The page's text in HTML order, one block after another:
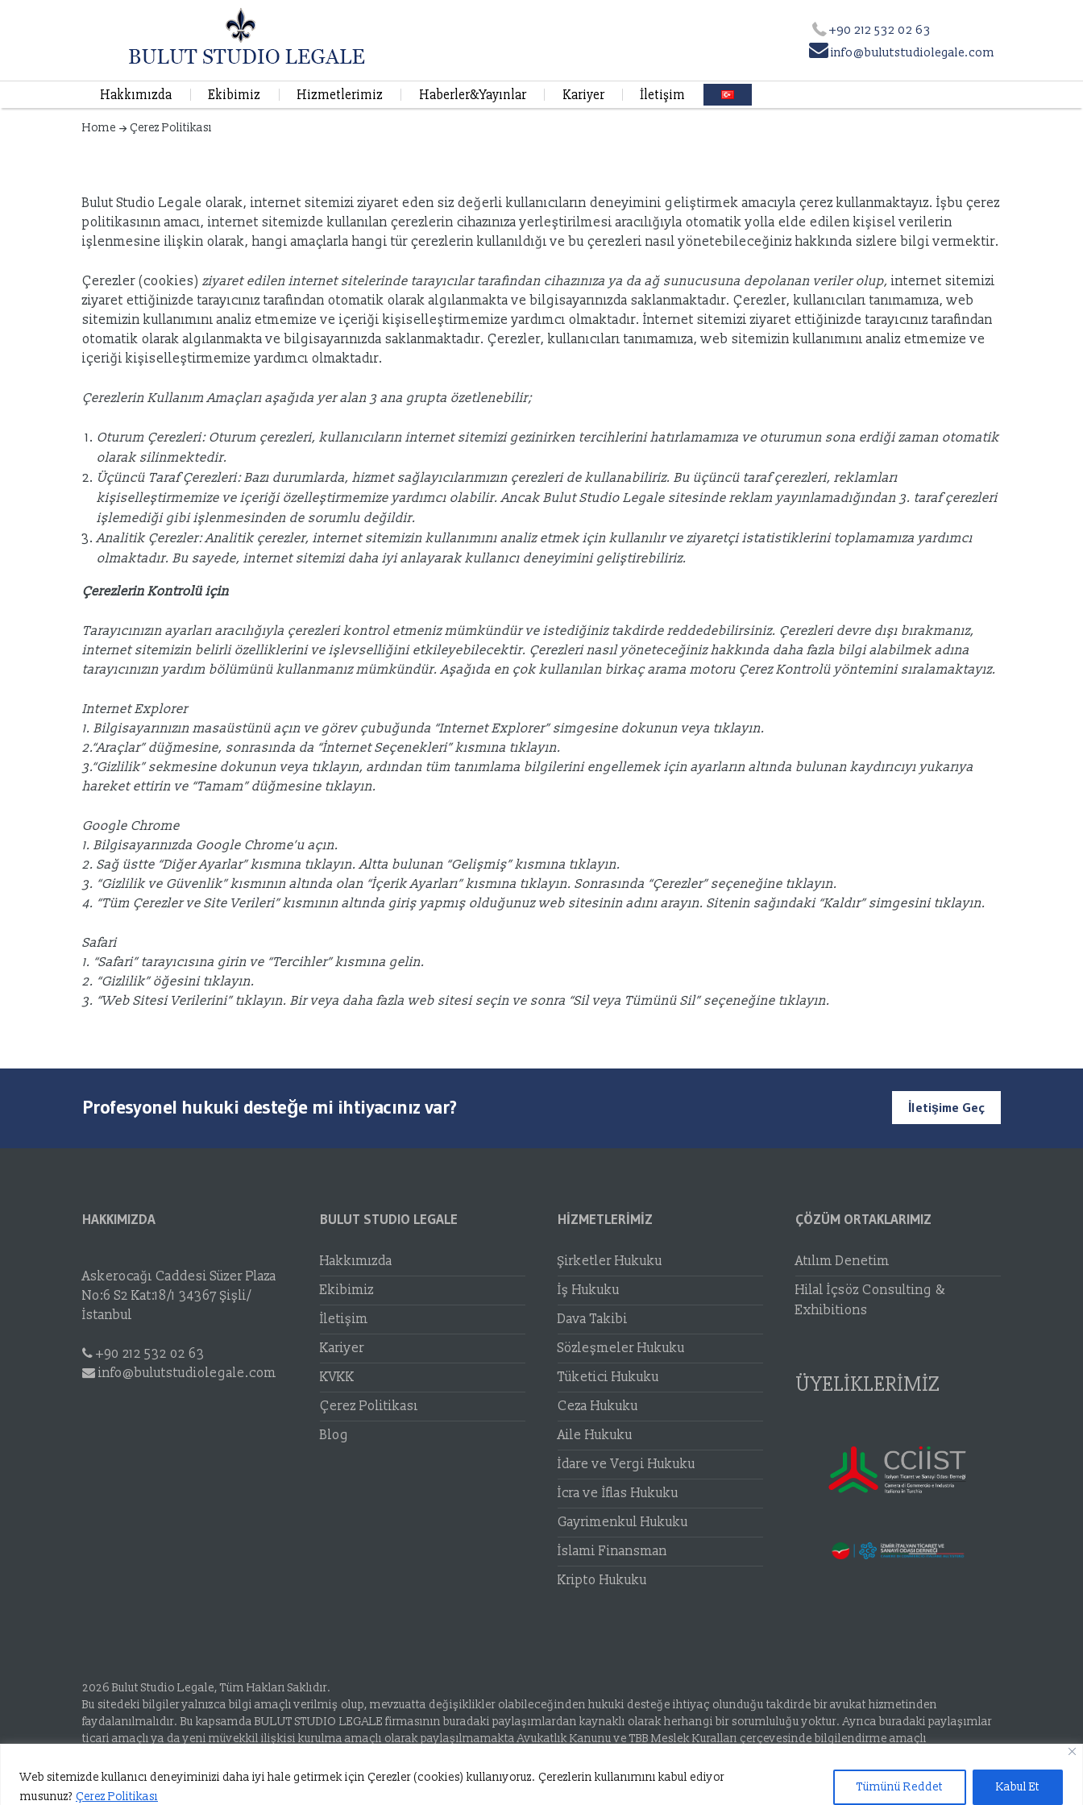
Web sitemizde kullanıcı deneyiminizi daha iyi hale getirmek için Çerezler (cookies) kullanıyoruz. Çerezlerin kullanımını kabul ediyor
musunuz? Çerez Politikası
Tümünü Reddet Kabul Et
+90 212 532 02 63
info@bulutstudiolegale.com
Hakkımızda Ekibimiz Hizmetlerimiz Haberler&Yayınlar Kariyer İletişim
Home Çerez Politikası
Bulut Studio Legale olarak, internet sitemizi ziyaret eden siz değerli kullanıcıların deneyimini geliştirmek amacıyla çerez kullanmaktayız. İşbu çerez
politikasının amacı, internet sitemizde kullanılan çerezlerin cihazınıza yerleştirilmesi aracılığıyla otomatik yolla elde edilen kişisel verilerin
işlenmesine ilişkin olarak, hangi amaçlarla hangi tür çerezlerin kullanıldığı ve bu çerezleri nasıl yönetebileceğiniz hakkında sizlere bilgi vermektir.
Çerezler (cookies) ziyaret edilen internet sitelerinde tarayıcılar tarafından cihazınıza ya da ağ sunucusuna depolanan veriler olup, internet sitemizi
ziyaret ettiğinizde tarayıcınız tarafından otomatik olarak algılanmakta ve bilgisayarınızda saklanmaktadır. Çerezler, kullanıcıları tanımamıza, web
sitemizin kullanımını analiz etmemize ve içeriği kişiselleştirmemize yardımcı olmaktadır. İnternet sitemizi ziyaret ettiğinizde tarayıcınız tarafından
otomatik olarak algılanmakta ve bilgisayarınızda saklanmaktadır. Çerezler, kullanıcıları tanımamıza, web sitemizin kullanımını analiz etmemize ve
içeriği kişiselleştirmemize yardımcı olmaktadır.
Çerezlerin Kullanım Amaçları aşağıda yer alan 3 ana grupta özetlenebilir;
Oturum Çerezleri: Oturum çerezleri, kullanıcıların internet sitemizi gezinirken tercihlerini hatırlamamıza ve oturumun sona erdiği zaman otomatik
olarak silinmektedir.
Üçüncü Taraf Çerezleri: Bazı durumlarda, hizmet sağlayıcılarımızın çerezleri de kullanabiliriz. Bu üçüncü taraf çerezleri, reklamları
kişiselleştirmemize ve içeriği özelleştirmemize yardımcı olabilir. Ancak Bulut Studio Legale sitesinde reklam yayınlamadığından 3. taraf çerezleri
işlemediği gibi işlenmesinden de sorumlu değildir.
Analitik Çerezler: Analitik çerezler, internet sitemizin kullanımını analiz etmek için kullanılır ve ziyaretçi istatistiklerini toplamamıza yardımcı
olmaktadır. Bu sayede, internet sitemizi daha iyi anlayarak kullanıcı deneyimini geliştirebiliriz.
Çerezlerin Kontrolü için
Tarayıcınızın ayarları aracılığıyla çerezleri kontrol etmeniz mümkündür ve istediğiniz takdirde reddedebilirsiniz. Çerezleri devre dışı bırakmanız,
internet sitemizin belirli özelliklerini ve işlevselliğini etkileyebilecektir. Çerezleri nasıl yöneteceğiniz hakkında daha fazla bilgi alabilmek adına
tarayıcınızın yardım bölümünü kullanmanız mümkündür. Aşağıda en çok kullanılan birkaç arama motoru Çerez Kontrolü yöntemini sıralamaktayız.
Internet Explorer
1. Bilgisayarınızın masaüstünü açın ve görev çubuğunda “Internet Explorer” simgesine dokunun veya tıklayın.
2.“Araçlar” düğmesine, sonrasında da “İnternet Seçenekleri” kısmına tıklayın.
3.“Gizlilik” sekmesine dokunun veya tıklayın, ardından tüm tanımlama bilgilerini engellemek için ayarların altında bulunan kaydırıcıyı yukarıya
hareket ettirin ve “Tamam” düğmesine tıklayın.
Google Chrome
1. Bilgisayarınızda Google Chrome’u açın.
2. Sağ üstte “Diğer Ayarlar” kısmına tıklayın. Altta bulunan “Gelişmiş” kısmına tıklayın.
3. “Gizlilik ve Güvenlik” kısmının altında olan “İçerik Ayarları” kısmına tıklayın. Sonrasında “Çerezler” seçeneğine tıklayın.
4. “Tüm Çerezler ve Site Verileri” kısmının altında giriş yapmış olduğunuz web sitesinin adını arayın. Sitenin sağındaki “Kaldır” simgesini tıklayın.
Safari
1. “Safari” tarayıcısına girin ve “Tercihler” kısmına gelin.
2. “Gizlilik” öğesini tıklayın.
3. “Web Sitesi Verilerini” tıklayın. Bir veya daha fazla web sitesi seçin ve sonra “Sil veya Tümünü Sil” seçeneğine tıklayın.
Profesyonel hukuki desteğe mi ihtiyacınız var? İletişime Geç
HAKKIMIZDA
Askerocağı Caddesi Süzer Plaza
No:6 S2 Kat:18/1 34367 Şişli/
İstanbul
+90 212 532 02 63
info@bulutstudiolegale.com
BULUT STUDIO LEGALE
Hakkımızda
Ekibimiz
İletişim
Kariyer
KVKK
Çerez Politikası
Blog
HIZMETLERIMIZ
Şirketler Hukuku
İş Hukuku
Dava Takibi
Sözleşmeler Hukuku
Tüketici Hukuku
Ceza Hukuku
Aile Hukuku
İdare ve Vergi Hukuku
İcra ve İflas Hukuku
Gayrimenkul Hukuku
İslami Finansman
Kripto Hukuku
ÇÖZÜM ORTAKLARIMIZ
Atılım Denetim
Hilal İçsöz Consulting &
Exhibitions
ÜYELİKLERİMİZ
2026 Bulut Studio Legale, Tüm Hakları Saklıdır.
Bu sitedeki bilgiler yalnızca bilgi amaçlı verilmiş olup, mevzuatta değişiklikler olabileceğinden hukuki desteğe ihtiyaç olunduğu takdirde bir avukat hizmetinden
faydalanılmalıdır. Bu kapsamda BULUT STUDIO LEGALE firmasının buradaki paylaşımlardan kaynaklı olarak herhangi bir sorumluluğu yoktur. Ayrıca buradaki paylaşımlar
ticari amaçlı ya da yeni müvekkil ilişkisi kurulma amaçlı olarak paylaşılmamakta Avukatlık Kanunu ve TBB Meslek Kuralları çerçevesinde bilgilendirme amaçlı